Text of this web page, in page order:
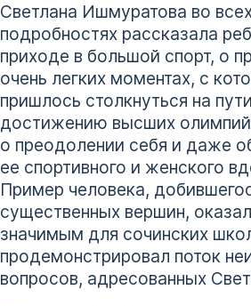
Светлана Ишмуратова во
подробностях рассказала
приходе в большой спорт, о
очень легких моментах, с
пришлось столкнуться на
достижению высших
о преодолении себя и даже
ее спортивного и женского
Пример человека,
существенных вершин,
значимым для сочинских
продемонстрировал поток
вопросов, адресованных